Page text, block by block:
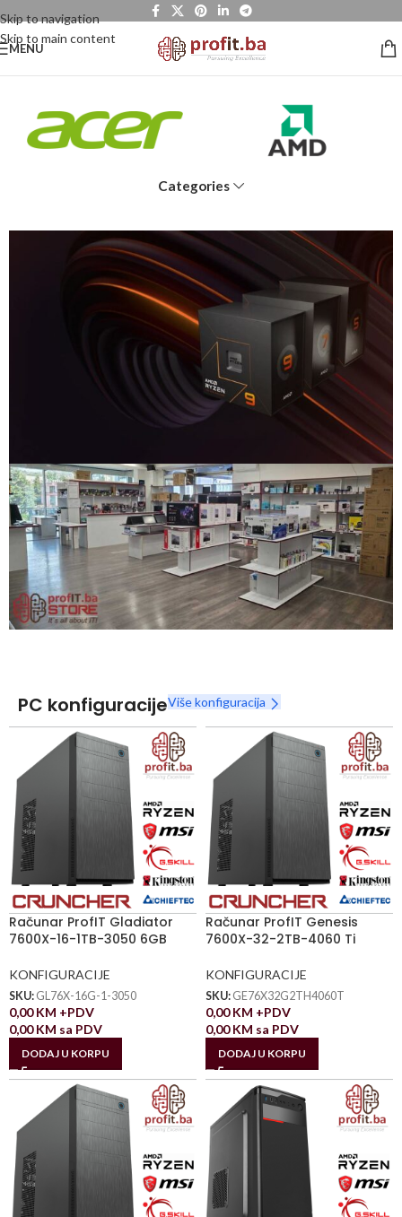
Skip to navigation
Skip to main content
MENU
Categories
Snaga radnih stanica nikada nije bila povoljnija
Nova Ryzen 7000 serija
Naruči
PC konfiguracijeViše konfiguracija
Računar ProfIT Gladiator
7600X-16-1TB-3050 6GB
KONFIGURACIJE
SKU: GL76X-16G-1-3050
0,00KM +PDV
0,00KM sa PDV
DODAJ U KORPU
Računar ProfIT Genesis
7600X-32-2TB-4060 Ti
KONFIGURACIJE
SKU: GE76X32G2TH4060T
0,00KM +PDV
0,00KM sa PDV
DODAJ U KORPU